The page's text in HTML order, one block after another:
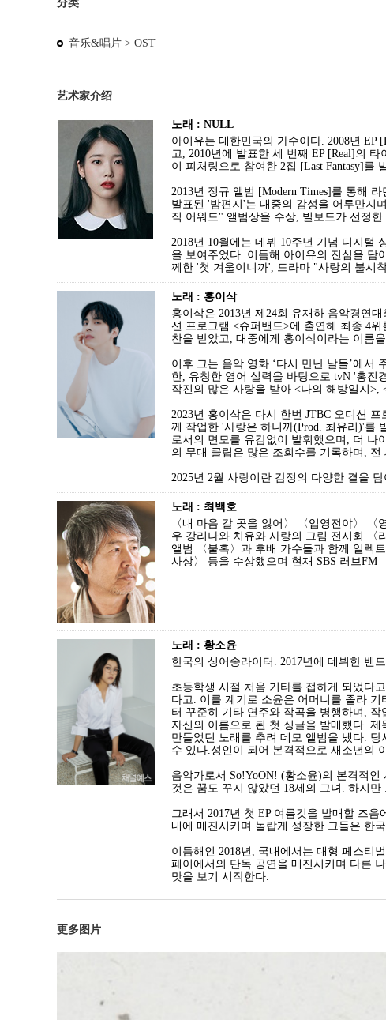
分类
音乐&唱片 > OST
艺术家介绍
노래 : NULL
아이유는 대한민국의 가수이다. 2008년
고, 2010년에 발표한 세 번째 EP [Real]의
이 피처링으로 참여한 2집 [Last Fantasy]
2013년 정규 앨범 [Modern Times]를 통해
발표된 '밤편지'는 대중의 감성을 어루만지
직 어워드" 앨범상을 수상, 빌보드가 선정
2018년 10월에는 데뷔 10주년 기념 디지털
을 보여주었다. 이듬해 아이유의 진심을 담
께한 '첫 겨울이니까', 드라마 "사랑의 불시
노래 : 홍이삭
홍이삭은 2013년 제24회 유재하 음악경연
션 프로그램 <슈퍼밴드>에 출연해 최종 4
찬을 받았고, 대중에게 홍이삭이라는 이름
이후 그는 음악 영화 ‘다시 만난 날들’에서
한, 유창한 영어 실력을 바탕으로 tvN '홍진
작진의 많은 사랑을 받아 <나의 해방일지
2023년 홍이삭은 다시 한번 JTBC 오디션
께 작업한 '사랑은 하니까(Prod. 최유리)'를
로서의 면모를 유감없이 발휘했으며, 더 나
의 무대 클립은 많은 조회수를 기록하며,
2025년 2월 사랑이란 감정의 다양한 결을
노래 : 최백호
〈내 마음 갈 곳을 잃어〉 〈입영전야〉
우 강리나와 치유와 사랑의 그림 전시회 〈
앨범 〈불혹〉과 후배 가수들과 함께 일렉
사상〉 등을 수상했으며 현재 SBS 러브FM
노래 : 황소윤
한국의 싱어송라이터. 2017년에 데뷔한 밴
초등학생 시절 처음 기타를 접하게 되었다
다고. 이를 계기로 소윤은 어머니를 졸라
터 꾸준히 기타 연주와 작곡을 병행하며,
자신의 이름으로 된 첫 싱글을 발매했다.
만들었던 노래를 추려 데모 앨범을 냈다.
수 있다.성인이 되어 본격적으로 새소년의
음악가로서 So!YoON! (황소윤)의 본격적인
것은 꿈도 꾸지 않았던 18세의 그녀. 하지
그래서 2017년 첫 EP 여름깃을 발매할 즈
내에 매진시키며 놀랍게 성장한 그들은 한
이듬해인 2018년, 국내에서는 대형 페스티
페이에서의 단독 공연을 매진시키며 다른
맛을 보기 시작한다.
更多图片